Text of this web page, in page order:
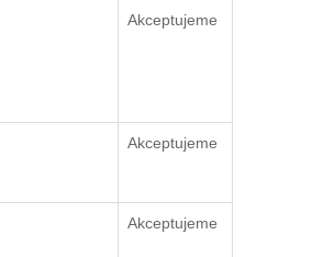
Akceptujeme
Akceptujeme
Akceptujeme